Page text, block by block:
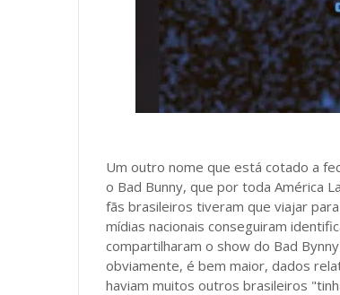
Um outro nome que está cotado a
o Bad Bunny, que por toda América
fãs brasileiros tiveram que viajar
mídias nacionais conseguiram
compartilharam o show do Bad
obviamente, é bem maior, dados
haviam muitos outros brasileiros